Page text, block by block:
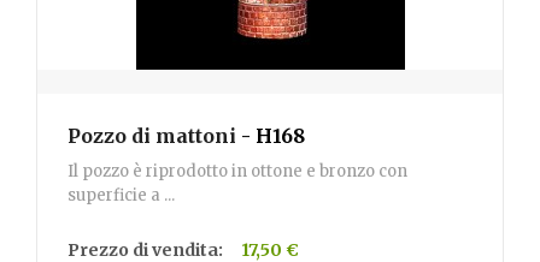
Pozzo di mattoni - H168
Il pozzo è riprodotto in ottone e bronzo con
superficie a ...
Prezzo di vendita: 17,50 €